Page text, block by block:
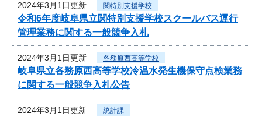
2024年3月1日更新 関特別支援学校
令和6年度岐阜県立関特別支援学校スクールバス運行
管理業務に関する一般競争入札
2024年3月1日更新 各務原西高等学校
岐阜県立各務原西高等学校冷温水発生機保守点検業務
に関する一般競争入札公告
2024年3月1日更新 統計課